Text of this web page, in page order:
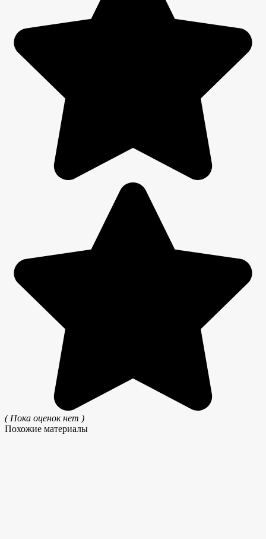
( Пока оценок нет )
Похожие материалы